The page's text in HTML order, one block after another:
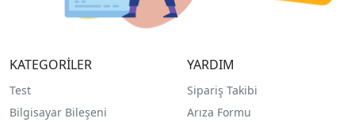
KATEGORİLER
Test
Bilgisayar Bileşeni
YARDIM
Sipariş Takibi
Arıza Formu